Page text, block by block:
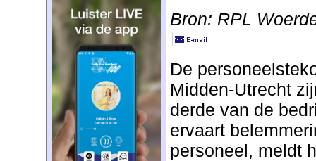
Bron: RPL
De
Midden-Utrecht
derde van de
ervaart
personeel, meldt